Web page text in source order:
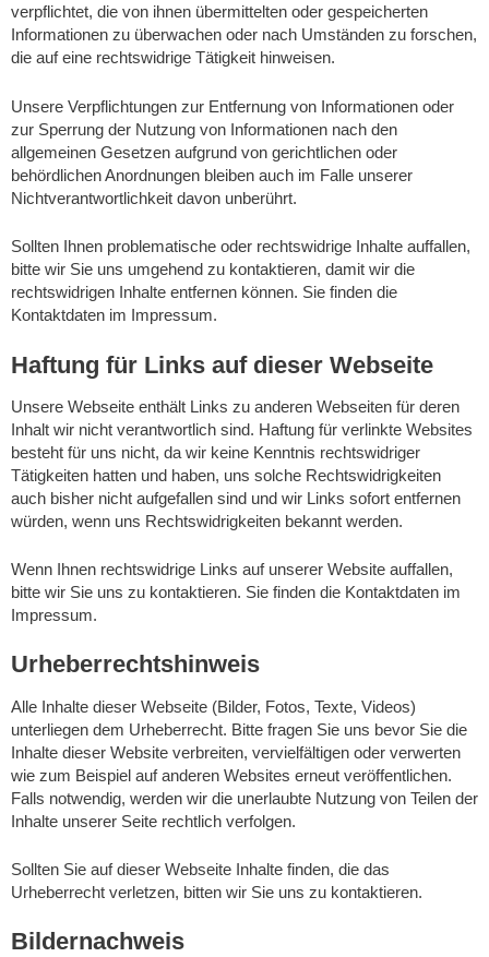
verpflichtet, die von ihnen übermittelten oder gespeicherten
Informationen zu überwachen oder nach Umständen zu forschen,
die auf eine rechtswidrige Tätigkeit hinweisen.
Unsere Verpflichtungen zur Entfernung von Informationen oder
zur Sperrung der Nutzung von Informationen nach den
allgemeinen Gesetzen aufgrund von gerichtlichen oder
behördlichen Anordnungen bleiben auch im Falle unserer
Nichtverantwortlichkeit davon unberührt.
Sollten Ihnen problematische oder rechtswidrige Inhalte auffallen,
bitte wir Sie uns umgehend zu kontaktieren, damit wir die
rechtswidrigen Inhalte entfernen können. Sie finden die
Kontaktdaten im Impressum.
Haftung für Links auf dieser Webseite
Unsere Webseite enthält Links zu anderen Webseiten für deren
Inhalt wir nicht verantwortlich sind. Haftung für verlinkte Websites
besteht für uns nicht, da wir keine Kenntnis rechtswidriger
Tätigkeiten hatten und haben, uns solche Rechtswidrigkeiten
auch bisher nicht aufgefallen sind und wir Links sofort entfernen
würden, wenn uns Rechtswidrigkeiten bekannt werden.
Wenn Ihnen rechtswidrige Links auf unserer Website auffallen,
bitte wir Sie uns zu kontaktieren. Sie finden die Kontaktdaten im
Impressum.
Urheberrechtshinweis
Alle Inhalte dieser Webseite (Bilder, Fotos, Texte, Videos)
unterliegen dem Urheberrecht. Bitte fragen Sie uns bevor Sie die
Inhalte dieser Website verbreiten, vervielfältigen oder verwerten
wie zum Beispiel auf anderen Websites erneut veröffentlichen.
Falls notwendig, werden wir die unerlaubte Nutzung von Teilen der
Inhalte unserer Seite rechtlich verfolgen.
Sollten Sie auf dieser Webseite Inhalte finden, die das
Urheberrecht verletzen, bitten wir Sie uns zu kontaktieren.
Bildernachweis